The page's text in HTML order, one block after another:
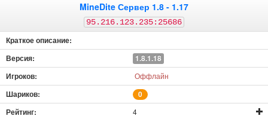
MineDite Сервер 1.8 - 1.17
95.216.123.235:25686
1.8.1.18
Оффлайн
0
4